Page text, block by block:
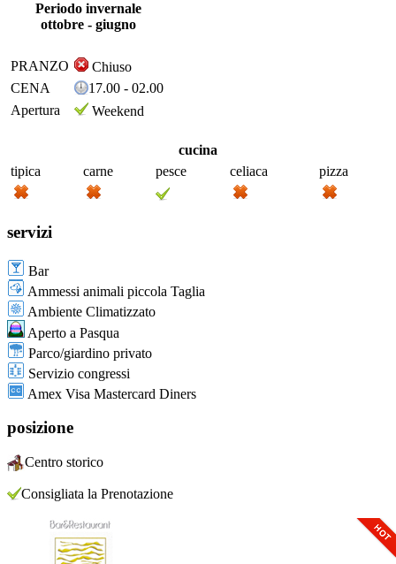
Periodo invernale
ottobre - giugno
PRANZO
Chiuso
CENA
17.00 - 02.00
Apertura
Weekend
cucina
tipica
carne pesce celiaca pizza
servizi
Bar
Ammessi animali piccola Taglia
Ambiente Climatizzato
Aperto a Pasqua
Parco/giardino privato
Servizio congressi
Amex Visa Mastercard Diners
posizione
Centro storico
Consigliata la Prenotazione